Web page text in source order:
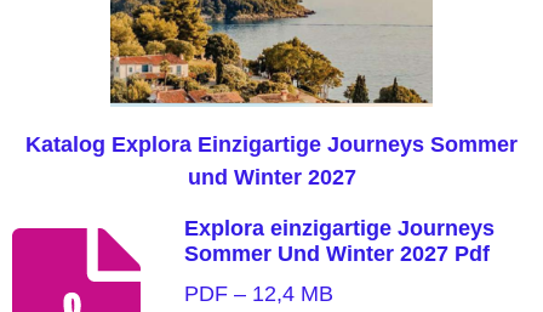
Katalog Explora Einzigartige Journeys Sommer
und Winter 2027
Explora einzigartige Journeys
Sommer Und Winter 2027 Pdf
PDF – 12,4 MB